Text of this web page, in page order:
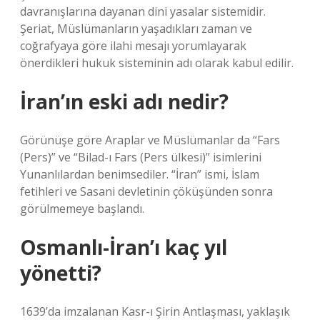
davranışlarına dayanan dini yasalar sistemidir.
Şeriat, Müslümanların yaşadıkları zaman ve
coğrafyaya göre ilahi mesajı yorumlayarak
önerdikleri hukuk sisteminin adı olarak kabul edilir.
İran’ın eski adı nedir?
Görünüşe göre Araplar ve Müslümanlar da “Fars
(Pers)” ve “Bilad-ı Fars (Pers ülkesi)” isimlerini
Yunanlılardan benimsediler. “İran” ismi, İslam
fetihleri ​​ve Sasani devletinin çöküşünden sonra
görülmemeye başlandı.
Osmanlı-İran’ı kaç yıl
yönetti?
1639’da imzalanan Kasr-ı Şirin Antlaşması, yaklaşık